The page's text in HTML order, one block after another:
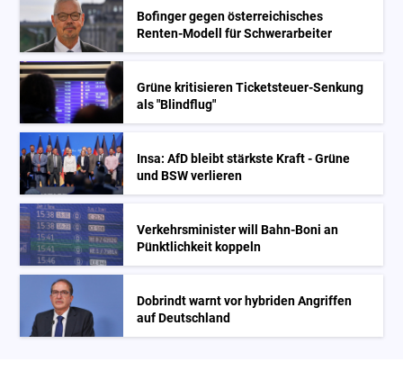
Bofinger gegen österreichisches
Renten-Modell für Schwerarbeiter
Grüne kritisieren Ticketsteuer-Senkung
als "Blindflug"
Insa: AfD bleibt stärkste Kraft - Grüne
und BSW verlieren
Verkehrsminister will Bahn-Boni an
Pünktlichkeit koppeln
Dobrindt warnt vor hybriden Angriffen
auf Deutschland